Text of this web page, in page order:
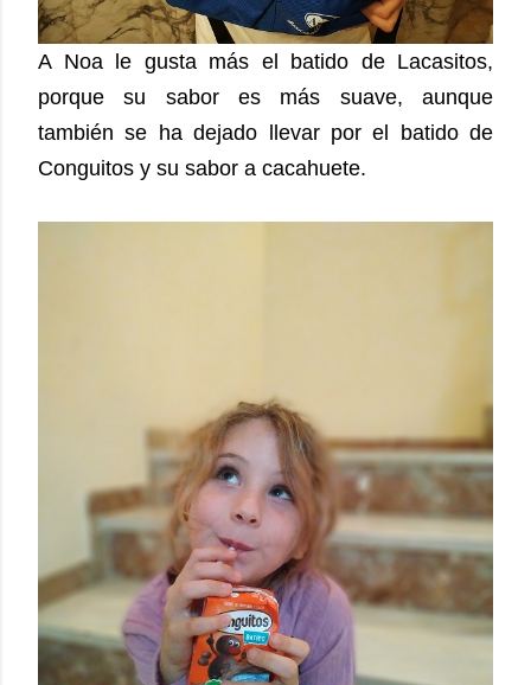
A Noa le gusta más el batido de Lacasitos,
porque su sabor es más suave, aunque
también se ha dejado llevar por el batido de
Conguitos y su sabor a cacahuete.